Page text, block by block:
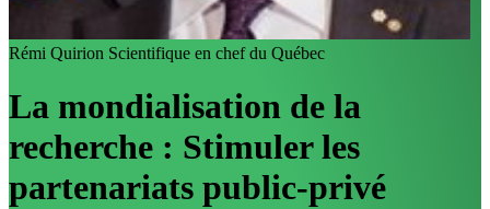
Rémi Quirion Scientifique en chef du Québec
La mondialisation de la
recherche : Stimuler les
partenariats public-privé